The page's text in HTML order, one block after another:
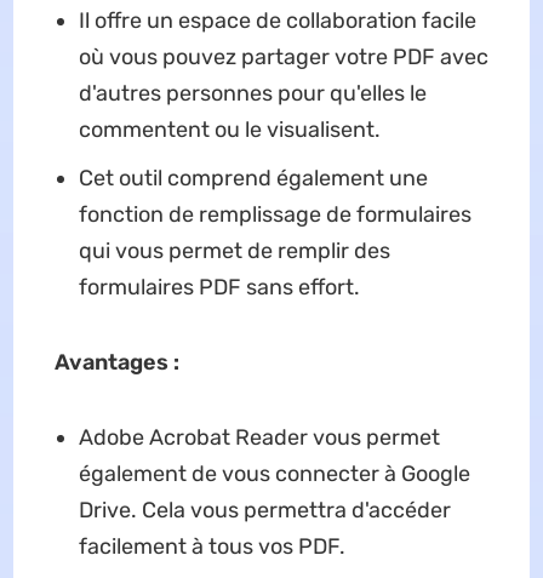
Il offre un espace de collaboration facile
où vous pouvez partager votre PDF avec
d'autres personnes pour qu'elles le
commentent ou le visualisent.
Cet outil comprend également une
fonction de remplissage de formulaires
qui vous permet de remplir des
formulaires PDF sans effort.
Avantages :
Adobe Acrobat Reader vous permet
également de vous connecter à Google
Drive. Cela vous permettra d'accéder
facilement à tous vos PDF.